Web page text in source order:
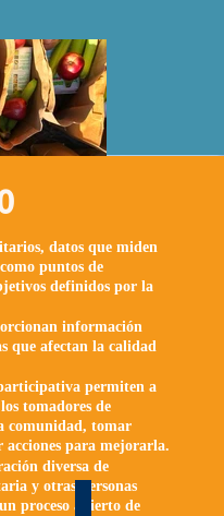
datos que miden
puntos de
definidos por la
información
que afectan la calidad
permiten a
tomadores de
comunidad, tomar
acciones para mejorarla.
diversa de
y otras personas
proceso abierto de